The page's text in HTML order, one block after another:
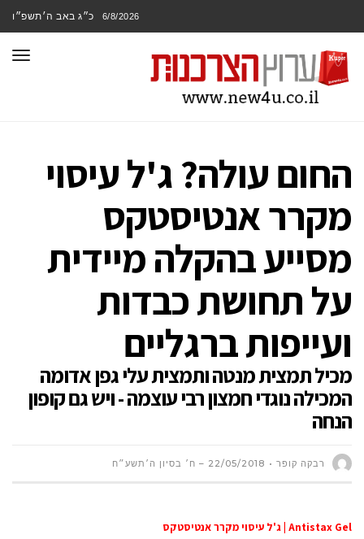
6/8/2026 כ״ג באב ה׳תשפ״ו
החום עולה? ג'ל עיסוי
מקרר אנטיסטקס
מסייע בהקלה מיידית
על תחושת כבדות
ועייפות ברגליים
מכיל תמצית מנטה ותמצית עלי גפן אדומה
המכילה נוגדי חמצון רבי עוצמה - ויש גם קופון
הנחה
רבקה קופר 22/05/2018 – ח׳ בסיון ה׳תשע״ח
Antistax Gel | ג'ל עיסוי מקרר אנטיסטקס